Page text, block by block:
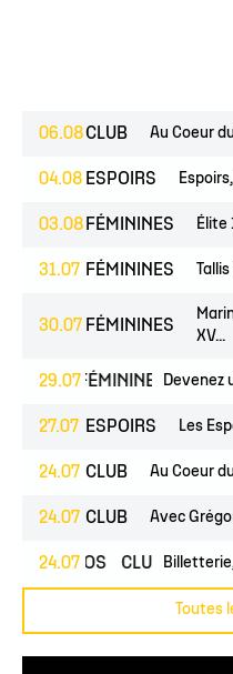
06.08CLUB Au Coeur
04.08 ESPOIRS
03.08 FÉMININES Élite
31.07 FÉMININES
30.07 FÉMININES
XV...
29.07FÉMININES CLUB
Devenez
27.07 ESPOIRS Les
24.07 CLUB Au Coeur
24.07 CLUB Avec
24.07
PROS CLUB
Toutes